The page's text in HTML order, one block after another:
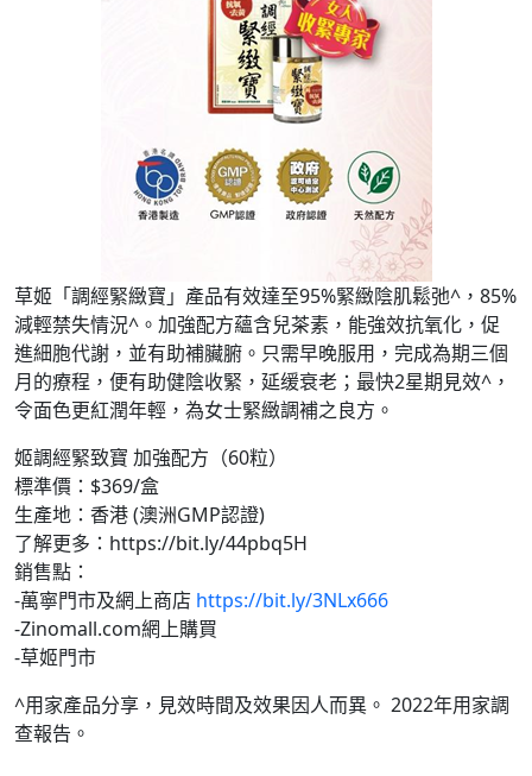
草姬「調經緊緻寶」產品有效達至95%緊緻陰肌鬆弛^，85%
減輕禁失情況^。加強配方蘊含兒茶素，能強效抗氧化，促
進細胞代謝，並有助補臟腑。只需早晚服用，完成為期三個
月的療程，便有助健陰收緊，延缓衰老；最快2星期見效^，
令面色更紅潤年輕，為女士緊緻調補之良方。
姬調經緊致寶 加強配方（60粒）
標準價：$369/盒
生產地：香港 (澳洲GMP認證)
了解更多：https://bit.ly/44pbq5H
銷售點：
-萬寧門市及網上商店 https://bit.ly/3NLx666
-Zinomall.com網上購買
-草姬門市
^用家產品分享，見效時間及效果因人而異。 2022年用家調
查報告。